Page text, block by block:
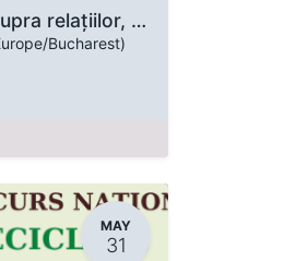
Efectul tehnologiei asupra relațiilor, sănătății mintale, emoționale, sociale și spirituale
Bucharest)
MAY
31